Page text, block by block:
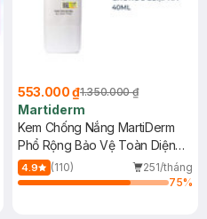
553.000 ₫1.350.000 ₫
Martiderm
Kem Chống Nắng MartiDerm
Phổ Rộng Bảo Vệ Toàn Diện
40ml
4.9 (110)
251/tháng
75%